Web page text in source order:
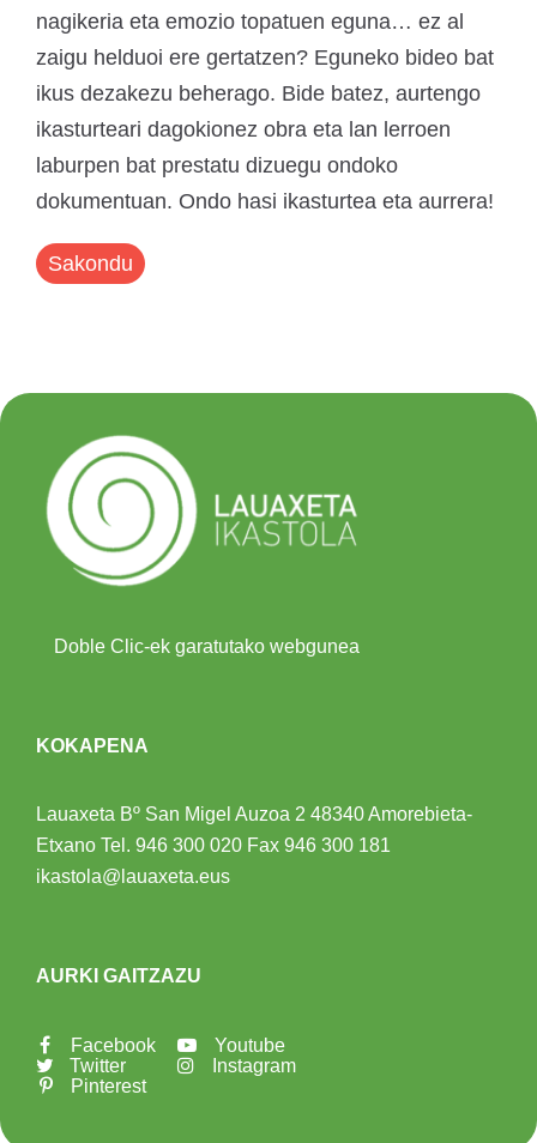
nagikeria eta emozio topatuen eguna… ez al
zaigu helduoi ere gertatzen? Eguneko bideo bat
ikus dezakezu beherago. Bide batez, aurtengo
ikasturteari dagokionez obra eta lan lerroen
laburpen bat prestatu dizuegu ondoko
dokumentuan. Ondo hasi ikasturtea eta aurrera!
Sakondu
Doble Clic-ek garatutako webgunea
KOKAPENA
Lauaxeta Bº San Migel Auzoa 2 48340 Amorebieta-
Etxano Tel. 946 300 020 Fax 946 300 181
ikastola@lauaxeta.eus
AURKI GAITZAZU
Facebook
Twitter
Pinterest
Youtube
Instagram